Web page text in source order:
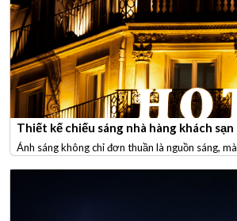
Thiết kế chiếu sáng nhà hàng khách sạn
Ánh sáng không chỉ đơn thuần là nguồn sáng,